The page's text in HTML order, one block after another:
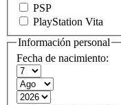
PSP
PlayStation Vita
Información personal
Fecha de nacimiento: